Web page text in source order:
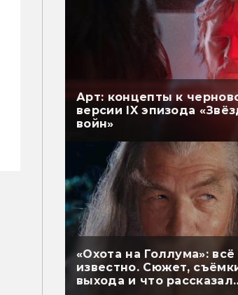
Арт: концепты к
версии IX эпизода
войн»
«Охота на Голлума»: всё
известно. Сюжет,
выхода и что рассказал